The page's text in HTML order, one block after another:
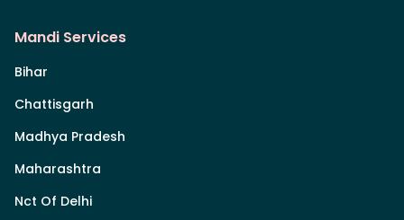
Mandi Services
Bihar
Chattisgarh
Madhya Pradesh
Maharashtra
Nct Of Delhi